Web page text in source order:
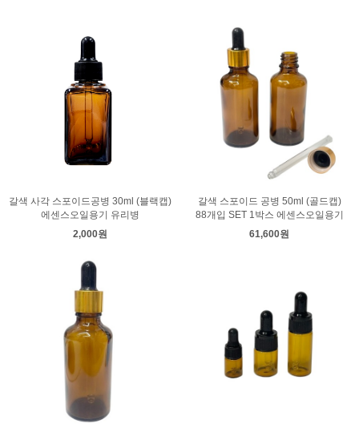
갈색 사각 스포이드공병 30ml (블랙캡)
에센스오일용기 유리병
2,000원
갈색 스포이드 공병 50ml (골드캡)
88개입 SET 1박스 에센스오일용기
61,600원